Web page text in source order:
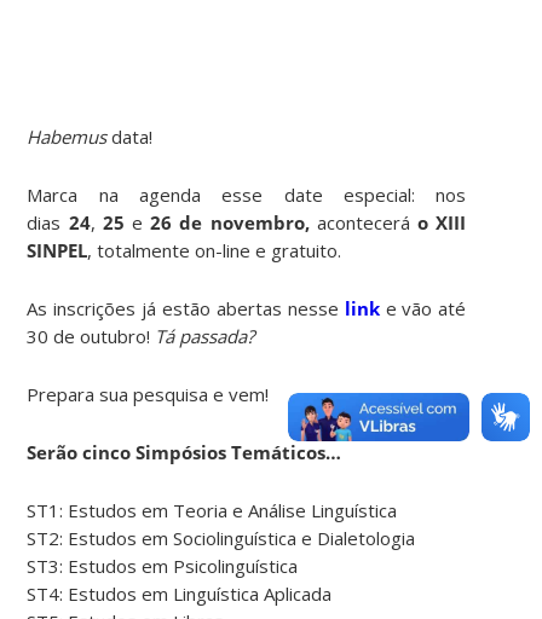
Habemusdata!
Marca na agenda esse date especial: nos
dias 24, 25 e26 de novembro,aconteceráo XIII
SINPEL, totalmente on-line e gratuito.
As inscrições já estão abertas nesse linke vão até
30 de outubro! Tá passada?
Prepara sua pesquisa e vem!
Serão cinco Simpósios Temáticos…
ST1: Estudos em Teoria e Análise Linguística
ST2: Estudos em Sociolinguística e Dialetologia
ST3: Estudos em Psicolinguística
ST4: Estudos em Linguística Aplicada